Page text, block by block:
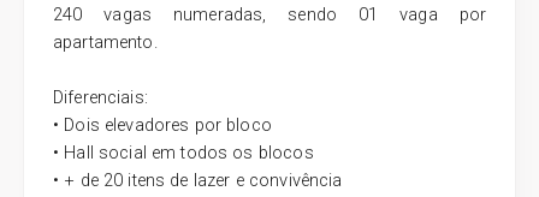
240 vagas numeradas, sendo 01 vaga por
apartamento.
Diferenciais:
• Dois elevadores por bloco
• Hall social em todos os blocos
• + de 20 itens de lazer e convivência